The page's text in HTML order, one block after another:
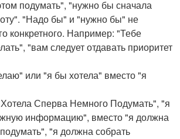
подумать", "нужно бы сначала
"Надо бы" и "нужно бы" не
конкретного. Например: "Тебе
"вам следует отдавать приоритет
или "я бы хотела" вместо "я
Сперва Немного Подумать", "я
информацию", вместо "я должна
"я должна собрать